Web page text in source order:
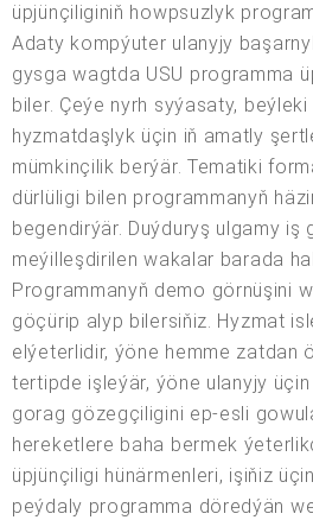
üpjünçiliginiň howpsuzlyk
Adaty kompýuter ulanyjy
gysga wagtda USU programma
biler. Çeýe nyrh syýasaty,
hyzmatdaşlyk üçin iň amatly
mümkinçilik berýär. Tematiki
dürlüligi bilen programmanyň
begendirýär. Duýduryş ulgamy iş
meýilleşdirilen wakalar barada
Programmanyň demo görnüşini
göçürip alyp bilersiňiz. Hyzmat
elýeterlidir, ýöne hemme zatdan
tertipde işleýär, ýöne ulanyjy
gorag gözegçiligini ep-esli
hereketlere baha bermek
üpjünçiligi hünärmenleri, işiňiz
peýdaly programma döredýän